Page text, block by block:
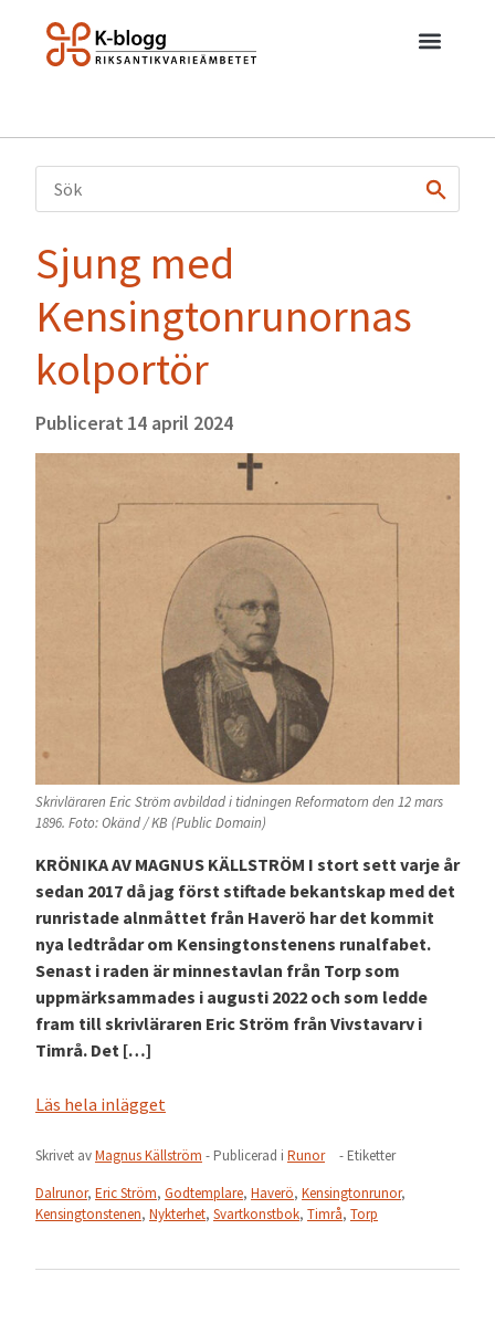
Sjung med
Kensingtonrunornas
kolportör
Publicerat 14 april 2024
Skrivläraren Eric Ström avbildad i tidningen Reformatorn den 12 mars
1896. Foto: Okänd / KB (Public Domain)
KRÖNIKA AV MAGNUS KÄLLSTRÖM I stort sett varje år
sedan 2017 då jag först stiftade bekantskap med det
runristade alnmåttet från Haverö har det kommit
nya ledtrådar om Kensingtonstenens runalfabet.
Senast i raden är minnestavlan från Torp som
uppmärksammades i augusti 2022 och som ledde
fram till skrivläraren Eric Ström från Vivstavarv i
Timrå. Det […]
Läs hela inlägget
Skrivet avMagnus Källström - Publicerad i Runor
- Etiketter
Dalrunor, Eric Ström, Godtemplare, Haverö, Kensingtonrunor,
Kensingtonstenen, Nykterhet, Svartkonstbok, Timrå, Torp